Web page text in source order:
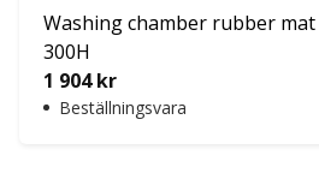
Washing chamber rubber mat
300H
1 904kr
Beställningsvara